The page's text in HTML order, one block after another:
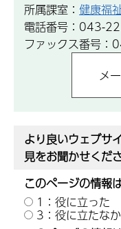
所属課室： 健康福
電話番号：043-
ファックス番号
より良いウェブサ
見をお聞かせくだ
このページの情報
1：役に立った
3：役に立たな